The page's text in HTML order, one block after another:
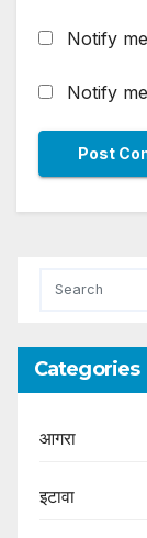
Notify
Notify
Categories
आगरा
इटावा